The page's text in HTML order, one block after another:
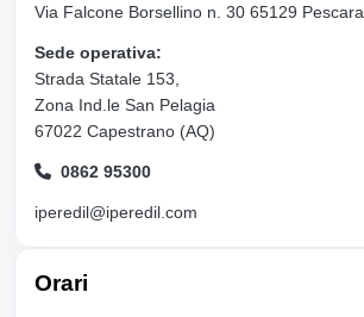
Via Falcone Borsellino n. 30 65129 Pescara
Sede operativa:
Strada Statale 153,
Zona Ind.le San Pelagia
67022 Capestrano (AQ)
0862 95300
iperedil@iperedil.com
Orari